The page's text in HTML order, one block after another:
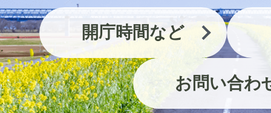
開庁時間など
お問い合わ